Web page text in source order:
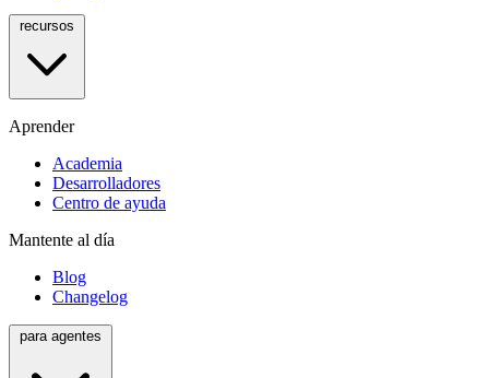
Aprender
Academia
Desarrolladores
Centro de ayuda
Mantente al día
Blog
Changelog